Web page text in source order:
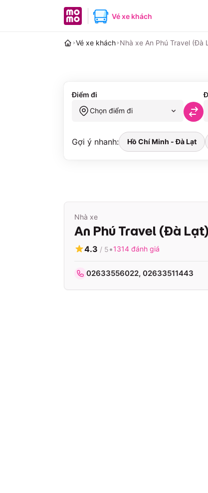
MoMo home pageVé xe khách
Vé xe khách Nhà xe An Phú Travel (Đà
Điểm đi
Chọn điểm đi
Gợi ý nhanh: Hồ Chí Minh - Đà Lạt
Nhà xe
An Phú Travel (Đà Lạt)
4.3 / 5•1314 đánh giá
02633556022, 02633511443